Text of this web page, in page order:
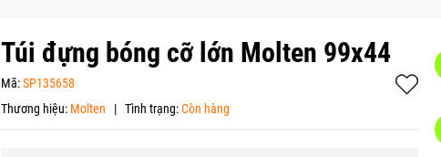
Túi đựng bóng cỡ lớn Molten 99x44
Mã:SP135658
Thương hiệu: Molten | Tình trạng: Còn hàng